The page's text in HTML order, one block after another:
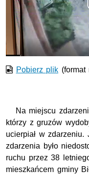
Pobierz plik
Na miejscu
którzy z gruzów
ucierpiał w
zdarzenia było
ruchu przez 38
mieszkańcem gminy